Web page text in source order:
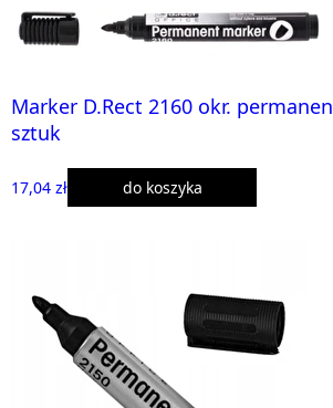
Marker D.Rect 2160 okr.
sztuk
17,04 zł do koszyka